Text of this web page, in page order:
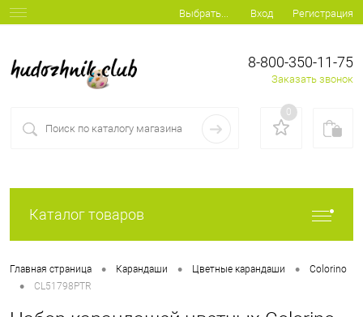
Выбрать... Вход Регистрация
8-800-350-11-75
Заказать звонок
0
Каталог товаров
Главная страница • Карандаши • Цветные карандаши • Colorino
• CL51798PTR